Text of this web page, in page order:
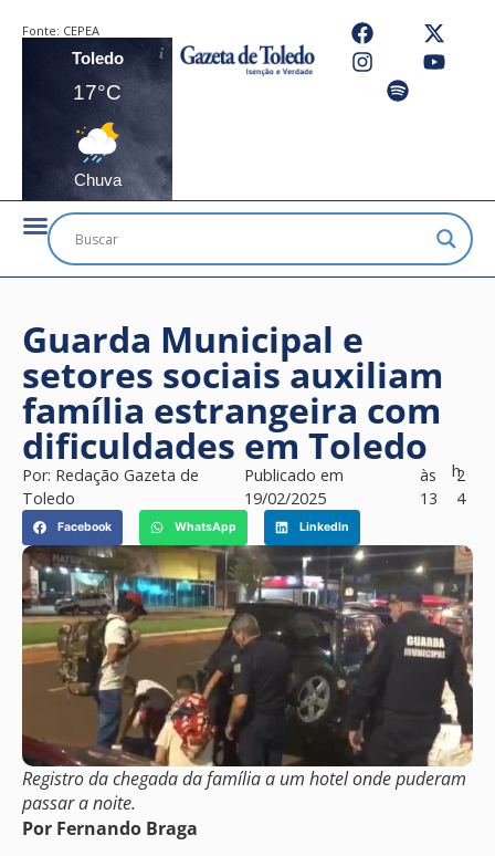
Fonte: CEPEA
Toledo
17°C
Chuva
Guarda Municipal e
setores sociais auxiliam
família estrangeira com
dificuldades em Toledo
Por: Redação Gazeta de
Toledo
Publicado em
19/02/2025
às
13
h2
4
Facebook WhatsApp LinkedIn
Registro da chegada da família a um hotel onde puderam
passar a noite.
Por Fernando Braga